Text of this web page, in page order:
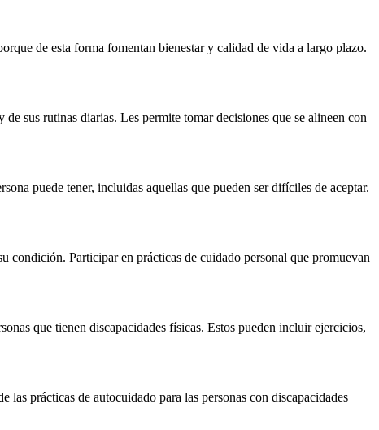
de esta forma fomentan bienestar y calidad de vida a largo plazo.
sus rutinas diarias. Les permite tomar decisiones que se alineen con
puede tener, incluidas aquellas que pueden ser difíciles de aceptar.
condición. Participar en prácticas de cuidado personal que promuevan
que tienen discapacidades físicas. Estos pueden incluir ejercicios,
prácticas de autocuidado para las personas con discapacidades